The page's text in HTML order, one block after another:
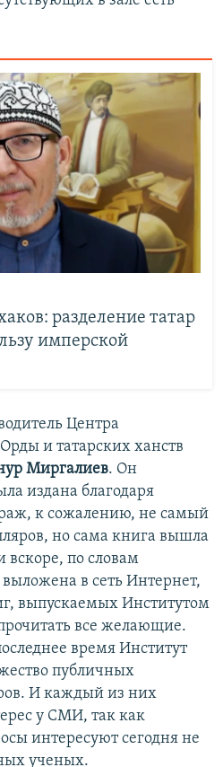
разделение татар
имперской
Центра
и татарских ханств
Миргалиев. Он
издана благодаря
к сожалению, не самый
но сама книга вышла
вскоре, по словам
в сеть Интернет,
выпускаемых Институтом
все желающие.
время Институт
публичных
И каждый из них
у СМИ, так как
интересуют сегодня не
ученых.